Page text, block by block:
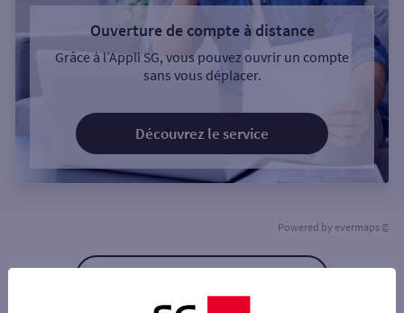
Ouverture de compte à distance
Grâce à l’Appli SG, vous pouvez ouvrir un compte
sans vous déplacer.
Découvrez le service
Powered by evermaps ©